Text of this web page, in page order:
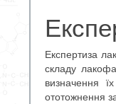
Експертиза
складу
визначення
ототожнення